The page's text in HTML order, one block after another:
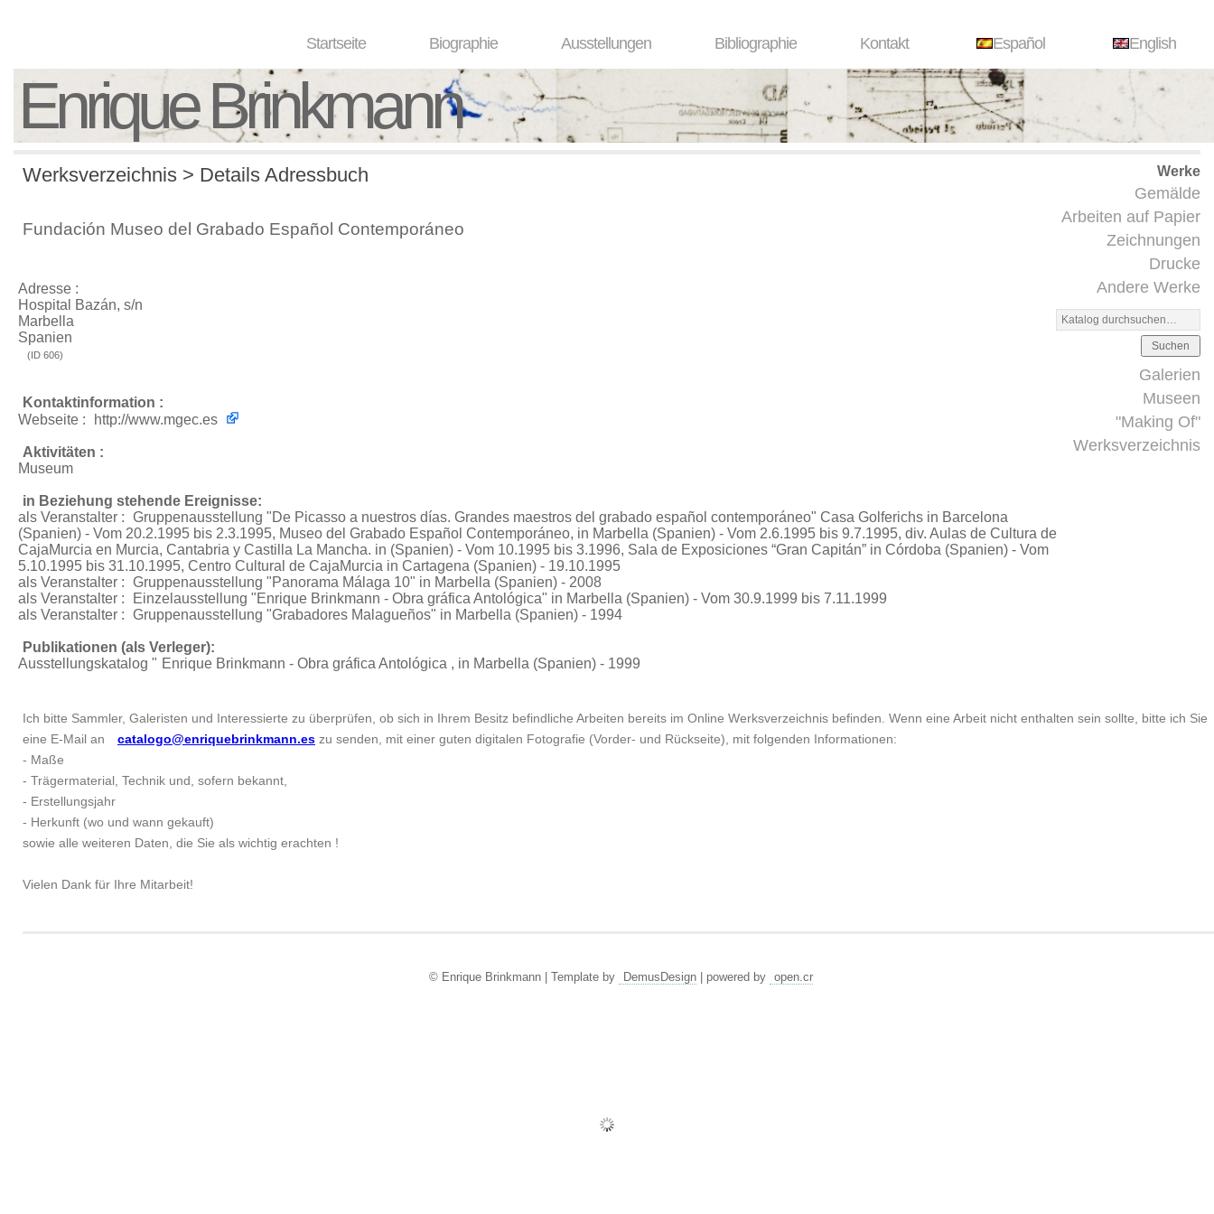
Startseite Biographie Ausstellungen Bibliographie Kontakt Español English
Enrique Brinkmann
Werke
Gemälde
Arbeiten auf Papier
Zeichnungen
Drucke
Andere Werke
Suchen
Galerien
Museen
"Making Of"
Werksverzeichnis
Werksverzeichnis > Details Adressbuch
Fundación Museo del Grabado Español Contemporáneo
Adresse :
Hospital Bazán, s/n
Marbella
Spanien
(ID 606)
Kontaktinformation :
Webseite :
http://www.mgec.es
Aktivitäten :
Museum
in Beziehung stehende Ereignisse:
als Veranstalter : Gruppenausstellung "De Picasso a nuestros días. Grandes maestros del grabado español contemporáneo" Casa Golferichs in Barcelona
(Spanien) - Vom 20.2.1995 bis 2.3.1995, Museo del Grabado Español Contemporáneo, in Marbella (Spanien) - Vom 2.6.1995 bis 9.7.1995, div. Aulas de Cultura de
CajaMurcia en Murcia, Cantabria y Castilla La Mancha. in (Spanien) - Vom 10.1995 bis 3.1996, Sala de Exposiciones “Gran Capitán” in Córdoba (Spanien) - Vom
5.10.1995 bis 31.10.1995, Centro Cultural de CajaMurcia in Cartagena (Spanien) - 19.10.1995
als Veranstalter : Gruppenausstellung "Panorama Málaga 10" in Marbella (Spanien) - 2008
als Veranstalter :
Einzelausstellung "Enrique Brinkmann - Obra gráfica Antológica" in Marbella (Spanien) - Vom 30.9.1999 bis 7.11.1999
als Veranstalter : Gruppenausstellung "Grabadores Malagueños" in Marbella (Spanien) - 1994
Publikationen (als Verleger):
Ausstellungskatalog " Enrique Brinkmann - Obra gráfica Antológica , in Marbella (Spanien) - 1999
Ich bitte Sammler, Galeristen und Interessierte zu überprüfen, ob sich in Ihrem Besitz befindliche Arbeiten bereits im Online Werksverzeichnis befinden. Wenn eine Arbeit nicht enthalten sein sollte, bitte ich Sie
eine E-Mail an
catalogo@enriquebrinkmann.es zu senden, mit einer guten digitalen Fotografie (Vorder- und Rückseite), mit folgenden Informationen:
- Maße
- Trägermaterial, Technik und, sofern bekannt,
- Erstellungsjahr
- Herkunft (wo und wann gekauft)
sowie alle weiteren Daten, die Sie als wichtig erachten !
Vielen Dank für Ihre Mitarbeit!
© Enrique Brinkmann | Template by DemusDesign| powered by open.cr